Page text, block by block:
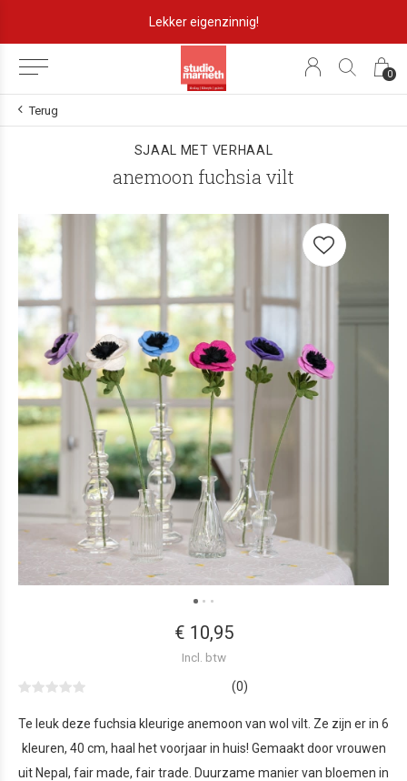
0
Lekker eigenzinnig!
Terug
SJAAL MET VERHAAL
anemoon fuchsia vilt
€ 10,95
Incl. btw
(0)
Te leuk deze fuchsia kleurige anemoon van wol vilt. Ze zijn er in 6
kleuren, 40 cm, haal het voorjaar in huis! Gemaakt door vrouwen
uit Nepal, fair made, fair trade. Duurzame manier van bloemen in